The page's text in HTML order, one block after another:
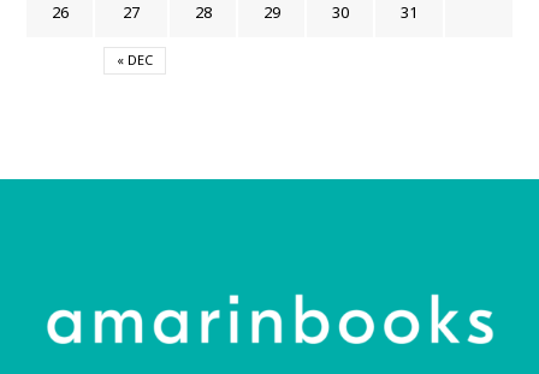
26 27 28 29 30 31
« DEC